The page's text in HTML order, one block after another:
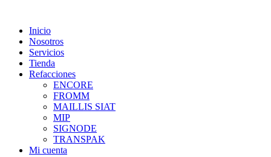
contentInicio
Nosotros
Servicios
Tienda
Refacciones
ENCORE
FROMM
MAILLIS SIAT
MIP
SIGNODE
TRANSPAK
Mi cuenta